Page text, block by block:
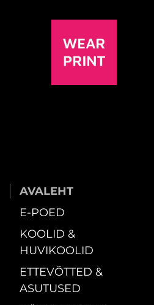
AVALEHT
E-POED
KOOLID &
HUVIKOOLID
ETTEVÕTTED &
ASUTUSED